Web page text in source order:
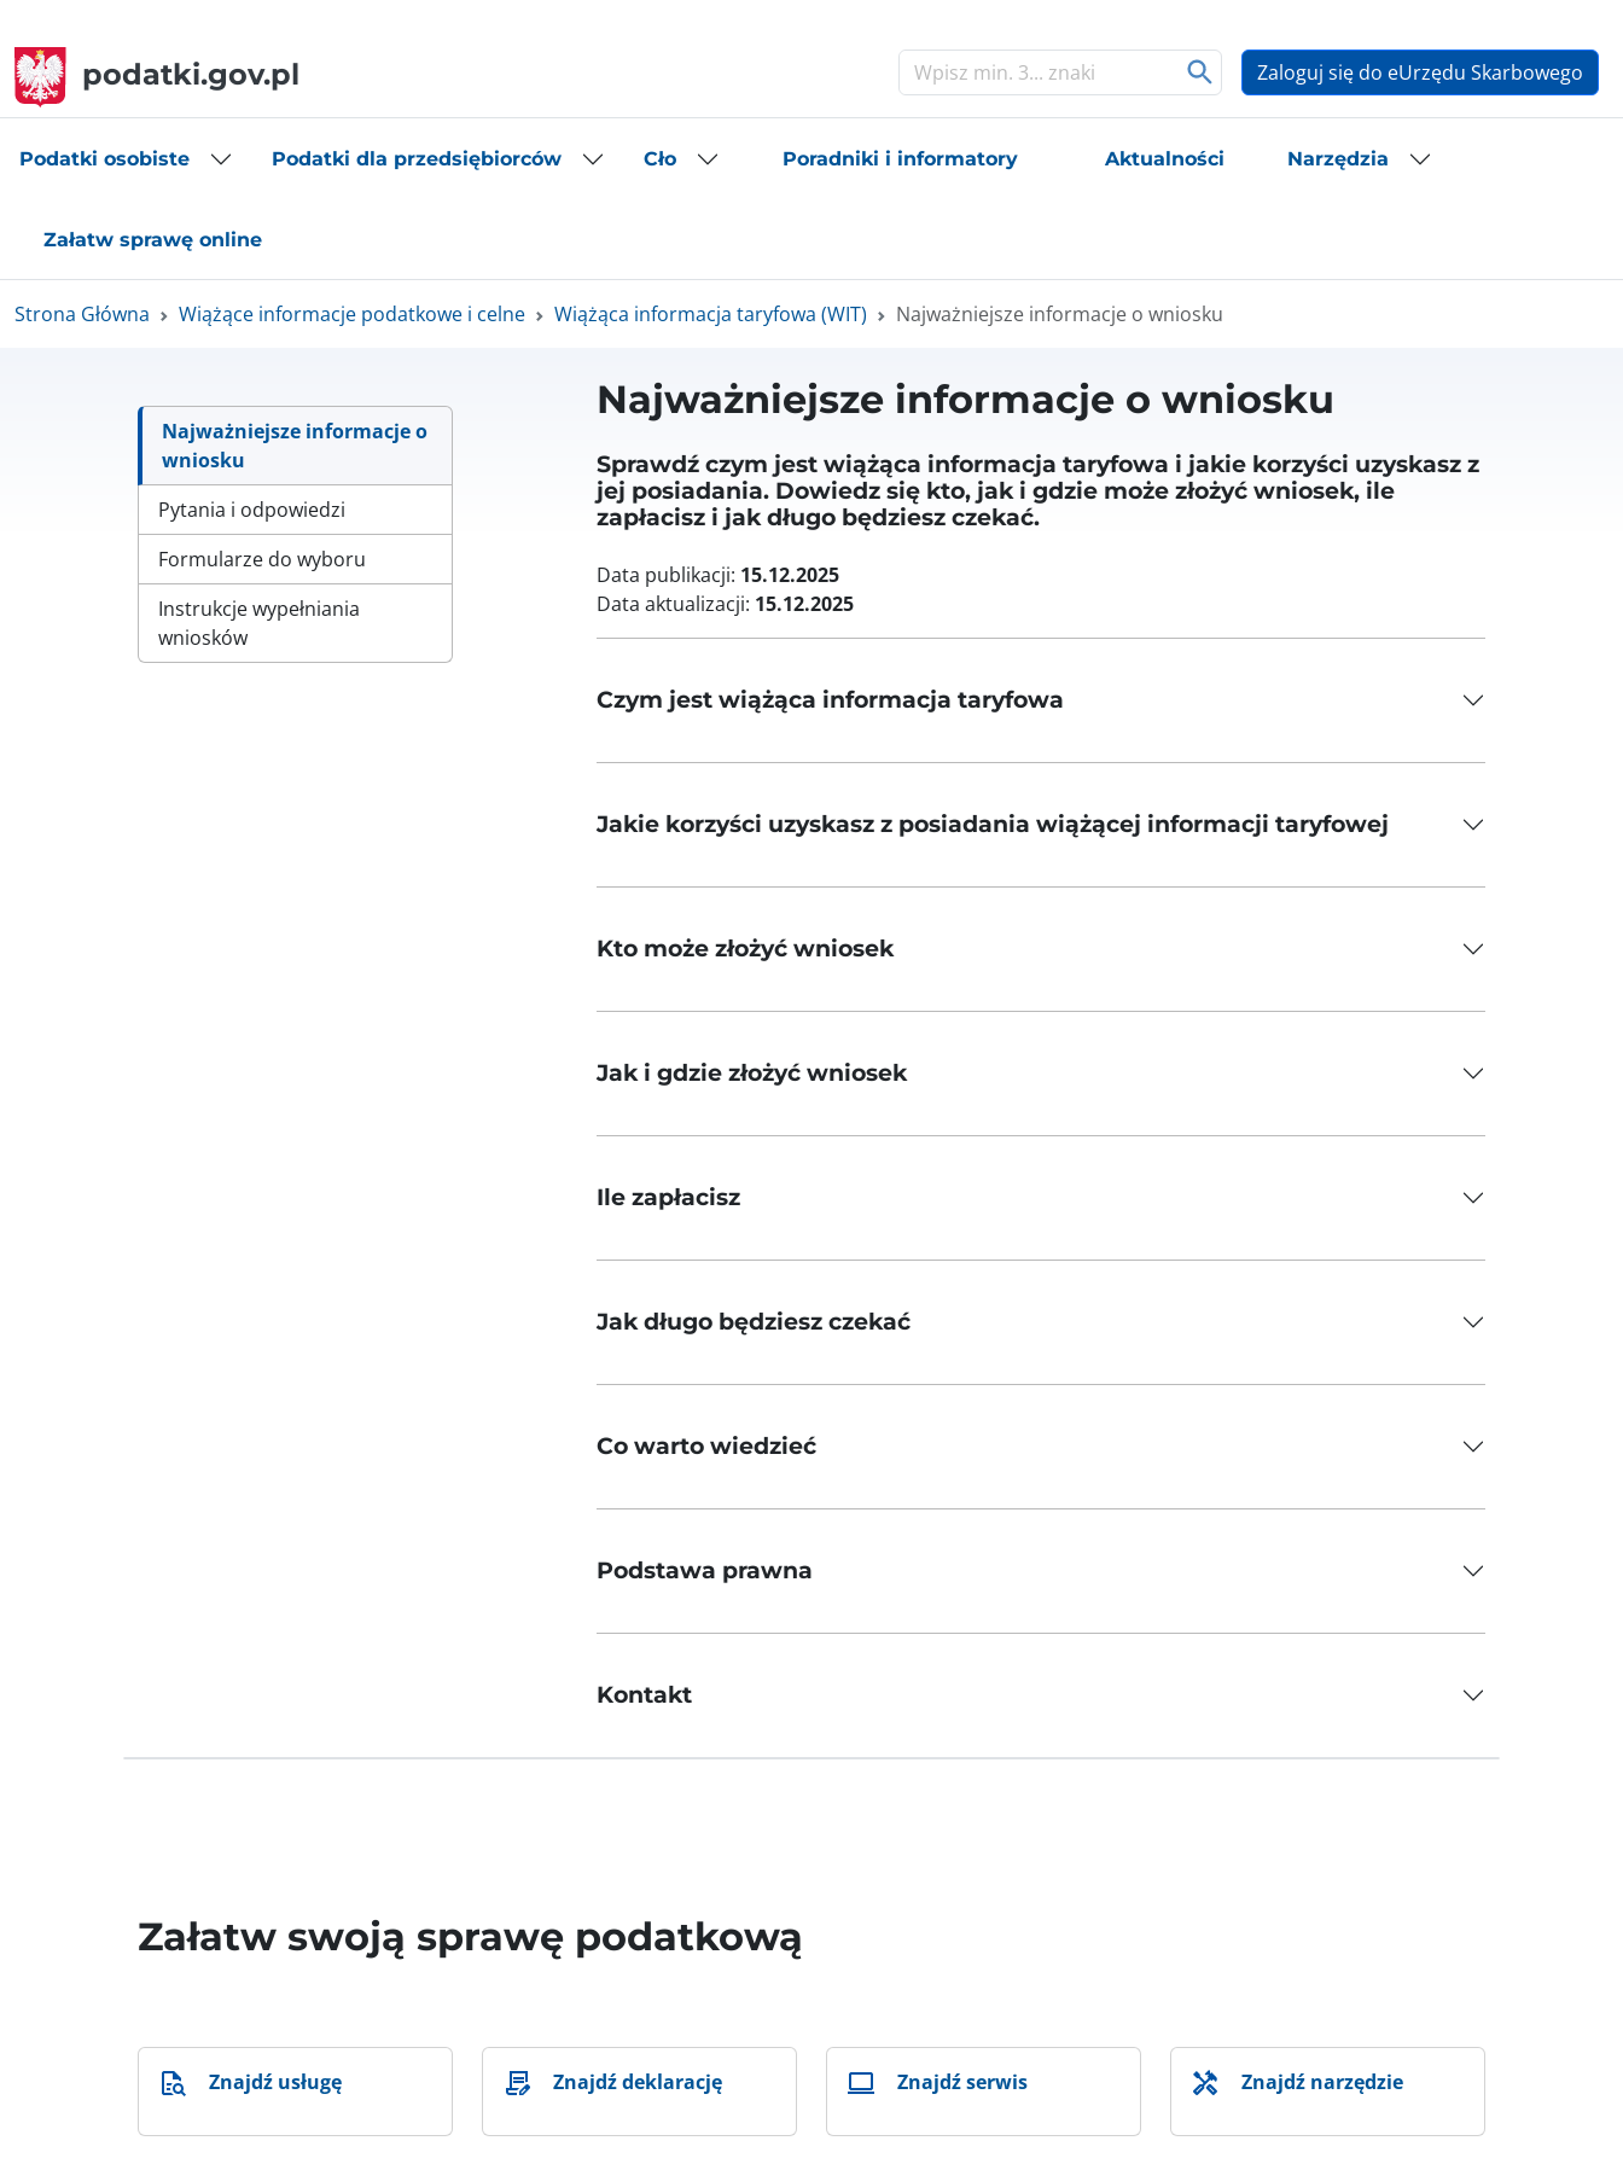
podatki.gov.pl Zaloguj się do eUrzędu Skarbowego
Podatki osobiste Podatki dla przedsiębiorców Cło Poradniki i informatory Aktualności Narzędzia
Załatw sprawę online
Strona Główna Wiążące informacje podatkowe i celne Wiążąca informacja taryfowa (WIT) Najważniejsze informacje o wniosku
Najważniejsze informacje o
wniosku
Pytania i odpowiedzi
Formularze do wyboru
Instrukcje wypełniania
wniosków
Najważniejsze informacje o wniosku
Sprawdź czym jest wiążąca informacja taryfowa i jakie korzyści uzyskasz z
jej posiadania. Dowiedz się kto, jak i gdzie może złożyć wniosek, ile
zapłacisz i jak długo będziesz czekać.
Data publikacji: 15.12.2025
Data aktualizacji: 15.12.2025
Czym jest wiążąca informacja taryfowa
Jakie korzyści uzyskasz z posiadania wiążącej informacji taryfowej
Kto może złożyć wniosek
Jak i gdzie złożyć wniosek
Ile zapłacisz
Jak długo będziesz czekać
Co warto wiedzieć
Podstawa prawna
Kontakt
Załatw swoją sprawę podatkową
Znajdź usługę Znajdź deklarację Znajdź serwis Znajdź narzędzie